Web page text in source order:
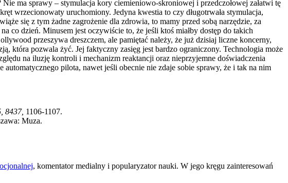
ma sprawy – stymulacja kory ciemieniowo-skroniowej i przedczołowej załatwi tę
wrzecionowaty uruchomiony. Jedyna kwestia to czy długotrwała stymulacja,
się z tym żadne zagrożenie dla zdrowia, to mamy przed sobą narzędzie, za
co dzień. Minusem jest oczywiście to, że jeśli ktoś miałby dostęp do takich
przeszywa dreszczem, ale pamiętać należy, że już dzisiaj liczne koncerny,
która pozwala żyć. Jej faktyczny zasięg jest bardzo ograniczony. Technologia może
na iluzję kontroli i mechanizm reaktancji oraz nieprzyjemne doświadczenia
pilota, nawet jeśli obecnie nie zdaje sobie sprawy, że i tak na nim
8437, 1106-1107.
Muza.
, komentator medialny i popularyzator nauki. W jego kręgu zainteresowań